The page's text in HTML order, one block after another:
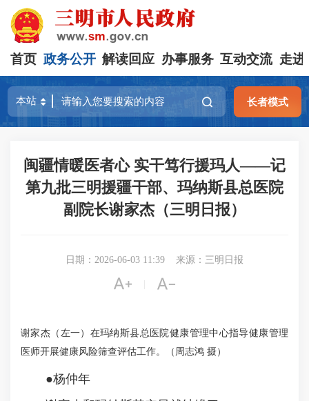
首页 政务公开 解读回应 办事服务 互动交流 走进
长者模式
闽疆情暖医者心 实干笃行援玛人——记
第九批三明援疆干部、玛纳斯县总医院
副院长谢家杰（三明日报）
日期：2026-06-03 11:39 来源：三明日报
 
谢家杰（左一）在玛纳斯县总医院健康管理中心指导健康管理
医师开展健康风险筛查评估工作。（周志鸿 摄）
●杨仲年